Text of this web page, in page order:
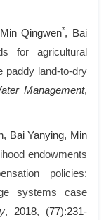
Qingwen*, Bai
for agricultural
paddy land-to-dry
Management,
Bai Yanying, Min
endowments
policies:
systems case
, 2018, (77):231-